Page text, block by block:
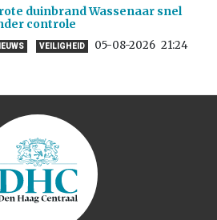
duinbrand Wassenaar snel
controle
VEILIGHEID 05-08-2026 21:24